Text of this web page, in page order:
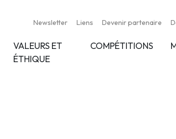
Newsletter Liens Devenir partenaire
VALEURS ET
ÉTHIQUE
COMPÉTITIONS